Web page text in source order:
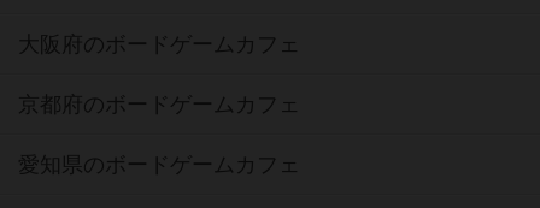
大阪府のボードゲームカフェ
京都府のボードゲームカフェ
愛知県のボードゲームカフェ